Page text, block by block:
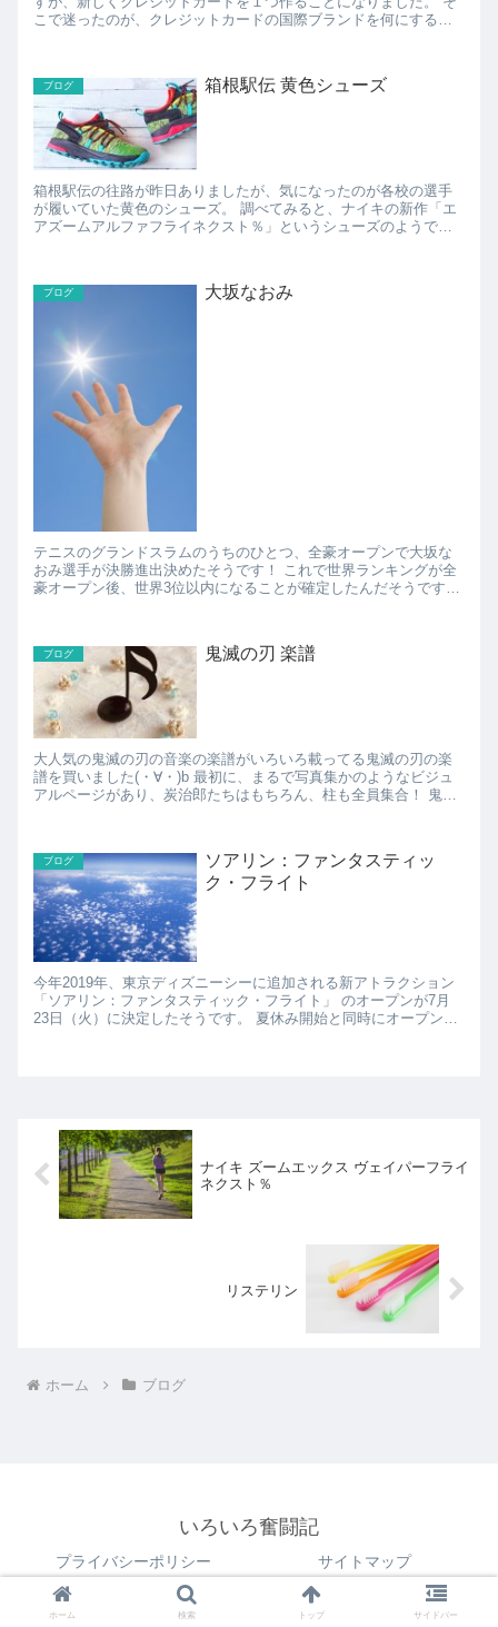
こで迷ったのが、クレジットカードの国際ブランドを何にするの
ブログ 箱根駅伝 黄色シューズ
箱根駅伝の往路が昨日ありましたが、気になったのが各校の選手
が履いていた黄色のシューズ。 調べてみると、ナイキの新作「エ
アズームアルファフライネクスト％」というシューズのようで
ブログ 大坂なおみ
テニスのグランドスラムのうちのひとつ、全豪オープンで大坂な
おみ選手が決勝進出決めたそうです！ これで世界ランキングが全
豪オープン後、世界3位以内になることが確定したんだそうです。
ブログ 鬼滅の刃 楽譜
大人気の鬼滅の刃の音楽の楽譜がいろいろ載ってる鬼滅の刃の楽
譜を買いました(・∀・)b 最初に、まるで写真集かのようなビジュ
アルページがあり、炭治郎たちはもちろん、柱も全員集合！ 鬼滅
ブログ
ソアリン：ファンタスティッ
ク・フライト
今年2019年、東京ディズニーシーに追加される新アトラクション
「ソアリン：ファンタスティック・フライト」 のオープンが7月
23日（火）に決定したそうです。 夏休み開始と同時にオープンす
ナイキ ズームエックス ヴェイパーフライ
ネクスト％
リステリン
ホーム ブログ
いろいろ奮闘記
プライバシーポリシー サイトマップ
© 2018 いろいろ奮闘記.
ホーム 検索 トップ サイドバー